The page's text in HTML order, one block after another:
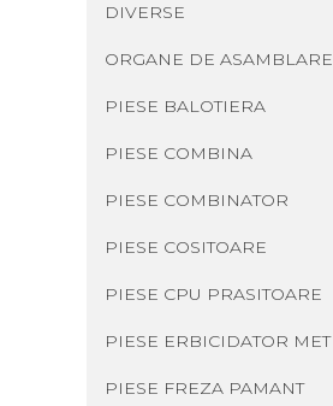
DIVERSE
ORGANE DE ASAMBLARE
PIESE BALOTIERA
PIESE COMBINA
PIESE COMBINATOR
PIESE COSITOARE
PIESE CPU PRASITOARE
PIESE ERBICIDATOR MET
PIESE FREZA PAMANT